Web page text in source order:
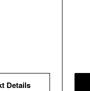
Details